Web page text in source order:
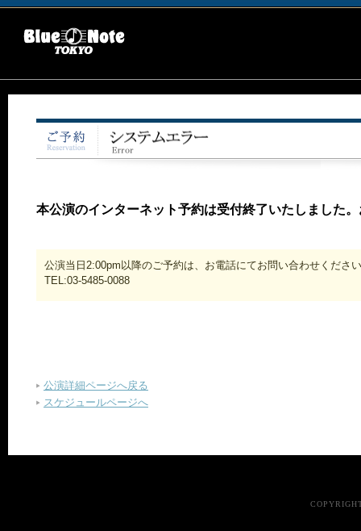
本公演のインターネット予約は受付終了いたしました
公演当日2:00pm以降のご予約は、お電話にてお問い合わせくださ
TEL:03-5485-0088
公演詳細ページへ戻る
スケジュールページへ